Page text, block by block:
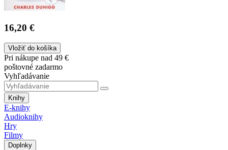
16,20 €
Vložiť do košíka
Pri nákupe nad 49 €
poštovné zadarmo
Vyhľadávanie
Knihy
E-knihy
Audioknihy
Hry
Filmy
Doplnky